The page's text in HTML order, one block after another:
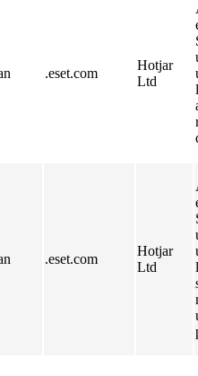
.eset.com
Hotjar
Ltd
.eset.com
Hotjar
Ltd